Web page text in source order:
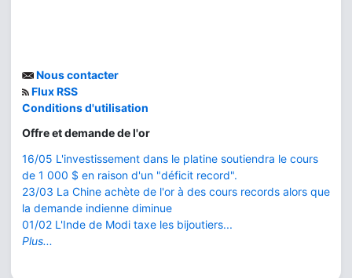
Nous contacter
Flux RSS
Conditions d'utilisation
Offre et demande de l'or
16/05 L'investissement dans le platine soutiendra le cours
de 1 000 $ en raison d'un "déficit record".
23/03 La Chine achète de l'or à des cours records alors que
la demande indienne diminue
01/02 L'Inde de Modi taxe les bijoutiers...
Plus...